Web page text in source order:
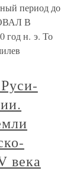
период до
В
н. э. То
века